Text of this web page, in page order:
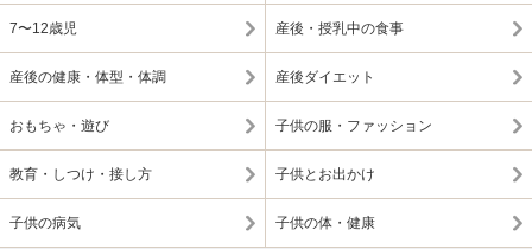
7〜12歳児 産後・授乳中の食事
産後の健康・体型・体調 産後ダイエット
おもちゃ・遊び 子供の服・ファッション
教育・しつけ・接し方 子供とお出かけ
子供の病気 子供の体・健康